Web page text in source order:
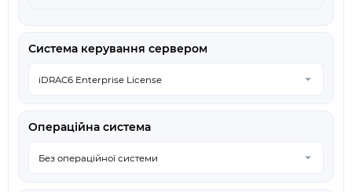
Система керування сервером
Операційна система